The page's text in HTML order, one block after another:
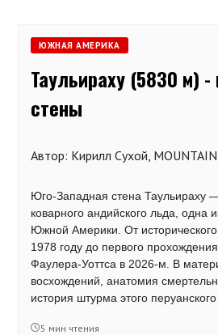
ЮЖНАЯ АМЕРИКА
Таульираху (5830 м)
стены
Автор: Кирилл Сухой,
Юго-Западная стена Таульираху
коварного андийского льда, одна
Южной Америки. От
1978 году до первого
Фаулера-Уоттса в 2026-м. В
восхождений, анатомия
история штурма этого перуанского
5 мин чтения